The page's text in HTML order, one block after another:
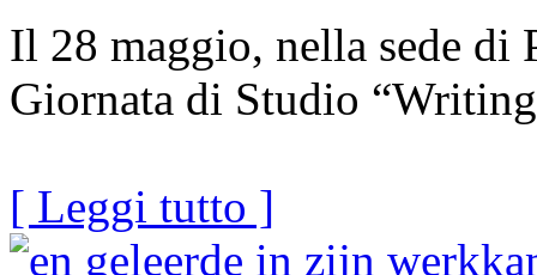
Il 28 maggio, nella sede di
Giornata di Studio
[ Leggi tutto ]